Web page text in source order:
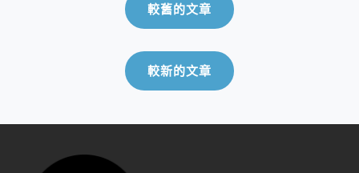
較舊的文章
較新的文章